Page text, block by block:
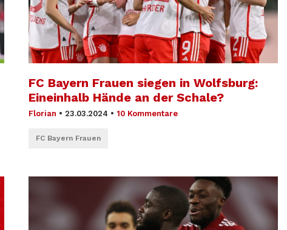
FC Bayern Frauen siegen in Wolfsburg:
Eineinhalb Hände an der Schale?
Florian • 23.03.2024 • 10 Kommentare
FC Bayern Frauen